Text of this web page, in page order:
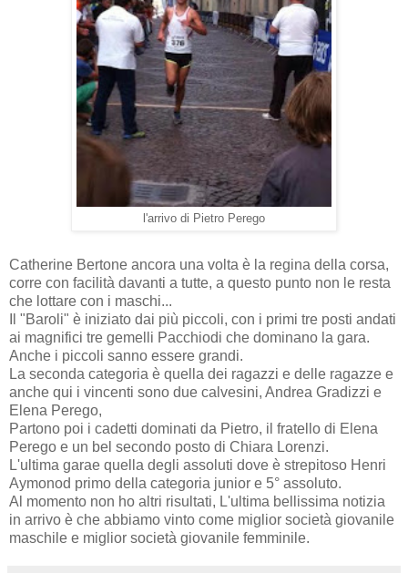
l'arrivo di Pietro Perego
Catherine Bertone ancora una volta è la regina della corsa,
corre con facilità davanti a tutte, a questo punto non le resta
che lottare con i maschi...
Il "Baroli" è iniziato dai più piccoli, con i primi tre posti andati
ai magnifici tre gemelli Pacchiodi che dominano la gara.
Anche i piccoli sanno essere grandi.
La seconda categoria è quella dei ragazzi e delle ragazze e
anche qui i vincenti sono due calvesini, Andrea Gradizzi e
Elena Perego,
Partono poi i cadetti dominati da Pietro, il fratello di Elena
Perego e un bel secondo posto di Chiara Lorenzi.
L'ultima garae quella degli assoluti dove è strepitoso Henri
Aymonod primo della categoria junior e 5° assoluto.
Al momento non ho altri risultati, L'ultima bellissima notizia
in arrivo è che abbiamo vinto come miglior società giovanile
maschile e miglior società giovanile femminile.